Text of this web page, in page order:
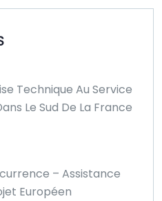
Technique Au Service
Le Sud De La France
– Assistance
Européen